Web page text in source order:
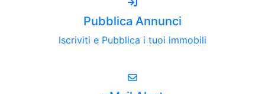
Pubblica Annunci
Iscriviti e Pubblica i tuoi immobili